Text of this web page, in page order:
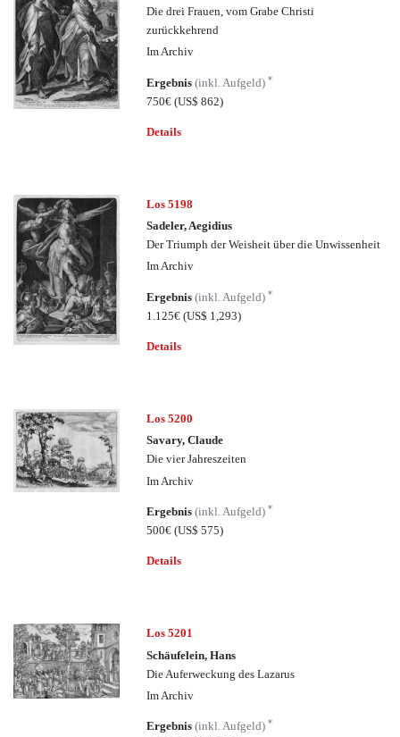
Die drei Frauen, vom Grabe Christi
zurückkehrend
Im Archiv
Ergebnis(inkl. Aufgeld)*
750€(US$ 862)
Details
Los 5198
Sadeler, Aegidius
Der Triumph der Weisheit über die Unwissenheit
Im Archiv
Ergebnis(inkl. Aufgeld)*
1.125€(US$ 1,293)
Details
Los 5200
Savary, Claude
Die vier Jahreszeiten
Im Archiv
Ergebnis(inkl. Aufgeld)*
500€(US$ 575)
Details
Los 5201
Schäufelein, Hans
Die Auferweckung des Lazarus
Im Archiv
Ergebnis(inkl. Aufgeld)*